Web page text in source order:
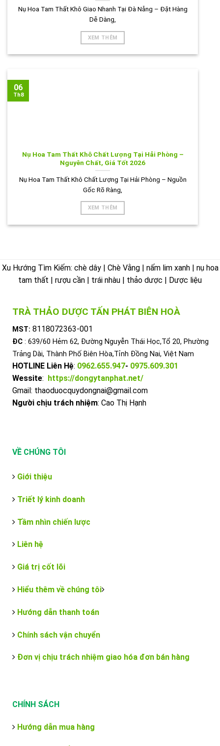
Nụ Hoa Tam Thất Khô Giao Nhanh Tại Đà Nẵng – Đặt Hàng
Dễ Dàng,
XEM THÊM
Nụ Hoa Tam Thất Khô Chất Lượng Tại Hải Phòng –
Nguyên Chất, Giá Tốt 2026
Nụ Hoa Tam Thất Khô Chất Lượng Tại Hải Phòng – Nguồn
Gốc Rõ Ràng,
XEM THÊM
06
Th8
Xu Hướng Tìm Kiếm: chè dây | Chè Vằng | nấm lim xanh | nụ hoa
tam thất | rượu cần | trái nhàu | thảo dược | Dược liệu
TRÀ THẢO DƯỢC TẤN PHÁT BIÊN HOÀ
MST: 8118072363-001
ĐC : 639/60 Hẻm 62, Đường Nguyễn Thái Học,Tổ 20, Phường
Trảng Dài, Thành Phố Biên Hòa,Tỉnh Đồng Nai, Việt Nam
HOTLINE Liên Hệ: 0962.655.947- 0975.609.301
Wessite: https://dongytanphat.net/
Gmail: thaoduocquydongnai@gmail.com
Người chịu trách nhiệm: Cao Thị Hạnh
VỀ CHÚNG TÔI
Giới thiệu
Triết lý kinh doanh
Tầm nhìn chiến lược
Liên hệ
Giá trị cốt lõi
Hiểu thêm về chúng tôi
Hướng dẫn thanh toán
Chính sách vận chuyển
Đơn vị chịu trách nhiệm giao hóa đơn bán hàng
CHÍNH SÁCH
Hướng dẫn mua hàng